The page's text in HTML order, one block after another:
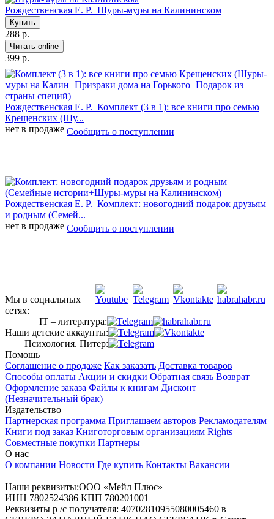
Рождественская Е. Р. Шуры-муры на Калининском
Купить
288 р.
Читать online
399 р.
Рождественская Е. Р. Комплект (3 в 1): все книги про семью
Крещенских (Шу...
нет в продаже Сообщить о поступлении
Рождественская Е. Р. Комплект: новогодний подарок друзьям
и родным (Семей...
нет в продаже Сообщить о поступлении
Мы в социальных
сетях:
IT – литература:
Наши детские аккаунты:
Психология. Питер:
Помощь
Соглашение о продаже Как заказать Доставка товаров
Способы оплаты Акции и скидки Обратная связь Возврат
Оформление заказа Файлы к книгам Дисконт
(Незначительный брак)
Издательство
Партнерская программа Приглашаем авторов Рекламодателям
Книги под заказ Книготорговым организациям Rights
Совместные покупки Партнеры
О нас
О компании Новости Где купить Контакты Вакансии
Наши реквизиты:ООО «Мейл Плюс»
ИНН 7802524386 КПП 780201001
Реквизиты р /с получателя: 40702810955080005460 в